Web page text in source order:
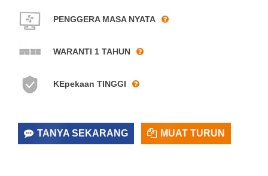
PENGGERA MASA NYATA
WARANTI 1 TAHUN
KEpekaan TINGGI
TANYA SEKARANG MUAT TURUN